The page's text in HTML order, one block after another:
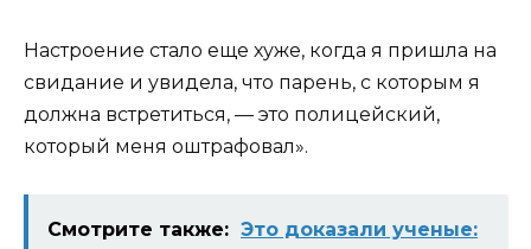
Настроение стало еще хуже, когда я пришла на
свидание и увидела, что парень, с которым я
должна встретиться, — это полицейский,
который меня оштрафовал».
Смотрите также: Это доказали ученые: